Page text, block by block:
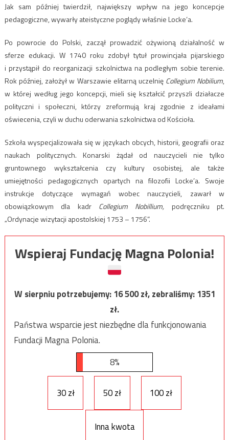
Jak sam później twierdził, największy wpływ na jego koncepcje
pedagogiczne, wywarły ateistyczne poglądy właśnie Locke’a.
Po powrocie do Polski, zaczął prowadzić ożywioną działalność w
sferze edukacji. W 1740 roku zdobył tytuł prowincjała pijarskiego
i przystąpił do reorganizacji szkolnictwa na podległym sobie terenie.
Rok później, założył w Warszawie elitarną uczelnię Collegium Nobilium,
w której według jego koncepcji, mieli się kształcić przyszli działacze
polityczni i społeczni, którzy zreformują kraj zgodnie z ideałami
oświecenia, czyli w duchu oderwania szkolnictwa od Kościoła.
Szkoła wyspecjalizowała się w językach obcych, historii, geografii oraz
naukach politycznych. Konarski żądał od nauczycieli nie tylko
gruntownego wykształcenia czy kultury osobistej, ale także
umiejętności pedagogicznych opartych na filozofii Locke’a. Swoje
instrukcje dotyczące wymagań wobec nauczycieli, zawarł w
obowiązkowym dla kadr Collegium Nobillium, podręczniku pt.
„Ordynacje wizytacji apostolskiej 1753 – 1756”.
Wspieraj Fundację Magna Polonia!
W sierpniu potrzebujemy:16 500zł, zebraliśmy:1351
zł.
Państwa wsparcie jest niezbędne dla funkcjonowania
Fundacji Magna Polonia.
8%
30 zł 50 zł 100 zł
Inna kwota